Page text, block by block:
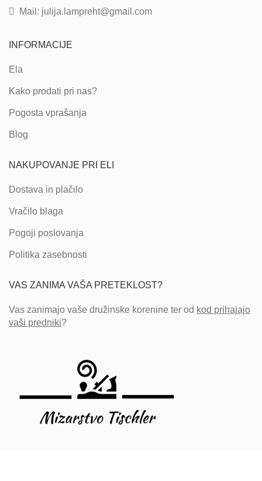
Mail: julija.lampreht@gmail.com
INFORMACIJE
Ela
Kako prodati pri nas?
Pogosta vprašanja
Blog
NAKUPOVANJE PRI ELI
Dostava in plačilo
Vračilo blaga
Pogoji poslovanja
Politika zasebnosti
VAS ZANIMA VAŠA PRETEKLOST?
Vas zanimajo vaše družinske korenine ter od kod prihajajo
vaši predniki?